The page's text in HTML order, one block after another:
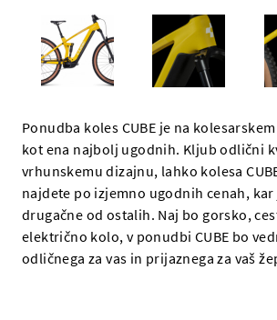
Ponudba koles CUBE je na
kot ena najbolj ugodnih. Kljub odlični
vrhunskemu dizajnu, lahko kolesa
najdete po izjemno ugodnih cenah,
drugačne od ostalih. Naj bo gorsko,
električno kolo, v ponudbi CUBE bo
odličnega za vas in prijaznega za vaš